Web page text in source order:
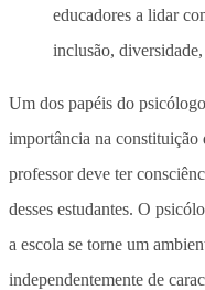
educadores a lidar
inclusão,
Um dos papéis do
importância na constituição
professor deve ter
desses estudantes. O
a escola se torne um
independentemente de